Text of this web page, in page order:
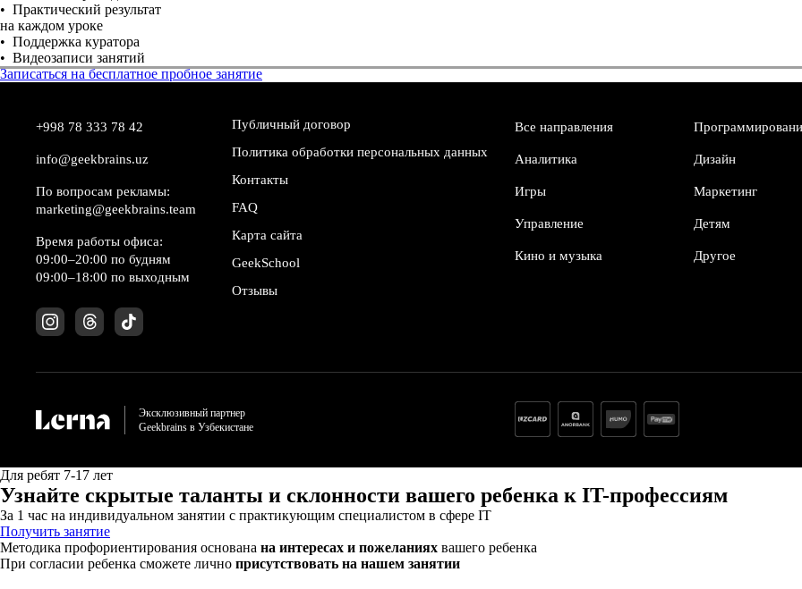
Практический результат
на каждом уроке
Поддержка куратора
Видеозаписи занятий
Записаться на бесплатное пробное занятие
+998 78 333 78 42
info@geekbrains.uz
По вопросам рекламы:
marketing@geekbrains.team
Время работы офиса:
09:00–20:00 по будням
09:00–18:00 по выходным
Публичный договор
Политика обработки персональных данных
Контакты
FAQ
Карта сайта
GeekSchool
Отзывы
Все направления
Аналитика Дизайн
Игры Маркетинг
Управление Детям
Кино и музыка Другое
Эксклюзивный партнер
Geekbrains в Узбекистане
Для ребят 7-17 лет
Узнайте скрытые таланты и склонности вашего ребенка к IT-профессиям
За 1 час на индивидуальном занятии с практикующим специалистом в сфере IT
Получить занятие
Методика профориентирования основана на интересах и пожеланиях вашего ребенка
При согласии ребенка сможете лично присутствовать на нашем занятии